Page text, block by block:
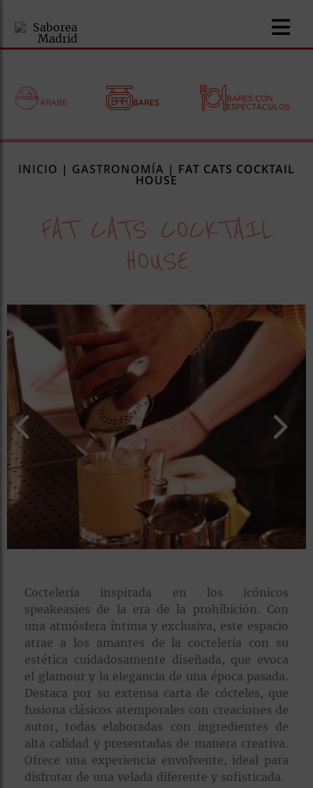
ÁRABE BARES
BARES CON
ESPECTÁCULOS
INICIO | GASTRONOMÍA | FAT CATS COCKTAIL
HOUSE
FAT CATS COCKTAIL
HOUSE
Coctelería inspirada en los icónicos
speakeasies de la era de la prohibición. Con
una atmósfera íntima y exclusiva, este espacio
atrae a los amantes de la coctelería con su
estética cuidadosamente diseñada, que evoca
el glamour y la elegancia de una época pasada.
Destaca por su extensa carta de cócteles, que
fusiona clásicos atemporales con creaciones de
autor, todas elaboradas con ingredientes de
alta calidad y presentadas de manera creativa.
Ofrece una experiencia envolvente, ideal para
disfrutar de una velada diferente y sofisticada.